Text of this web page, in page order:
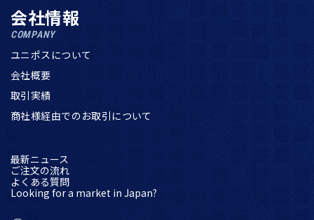
会社情報
COMPANY
ユニポスについて
会社概要
取引実績
商社様経由でのお取引について
最新ニュース
ご注文の流れ
よくある質問
Looking for a market in Japan?